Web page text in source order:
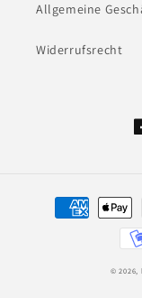
Allgemeine
Widerrufsrecht
Payment
methods
© 2026,